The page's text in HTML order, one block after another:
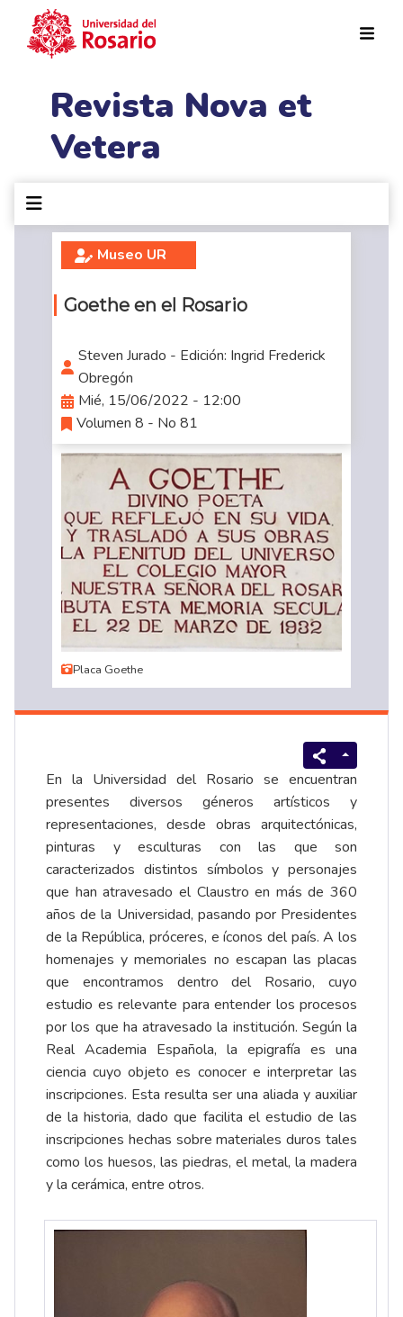
Revista Nova et
Vetera
Museo UR
Goethe en el Rosario
Steven Jurado - Edición: Ingrid Frederick
Obregón
Mié, 15/06/2022 - 12:00
Volumen 8 - No 81
Placa Goethe
En la Universidad del Rosario se encuentran
presentes diversos géneros artísticos y
representaciones, desde obras arquitectónicas,
pinturas y esculturas con las que son
caracterizados distintos símbolos y personajes
que han atravesado el Claustro en más de 360
años de la Universidad, pasando por Presidentes
de la República, próceres, e íconos del país. A los
homenajes y memoriales no escapan las placas
que encontramos dentro del Rosario, cuyo
estudio es relevante para entender los procesos
por los que ha atravesado la institución. Según la
Real Academia Española, la epigrafía es una
ciencia cuyo objeto es conocer e interpretar las
inscripciones. Esta resulta ser una aliada y auxiliar
de la historia, dado que facilita el estudio de las
inscripciones hechas sobre materiales duros tales
como los huesos, las piedras, el metal, la madera
y la cerámica, entre otros.